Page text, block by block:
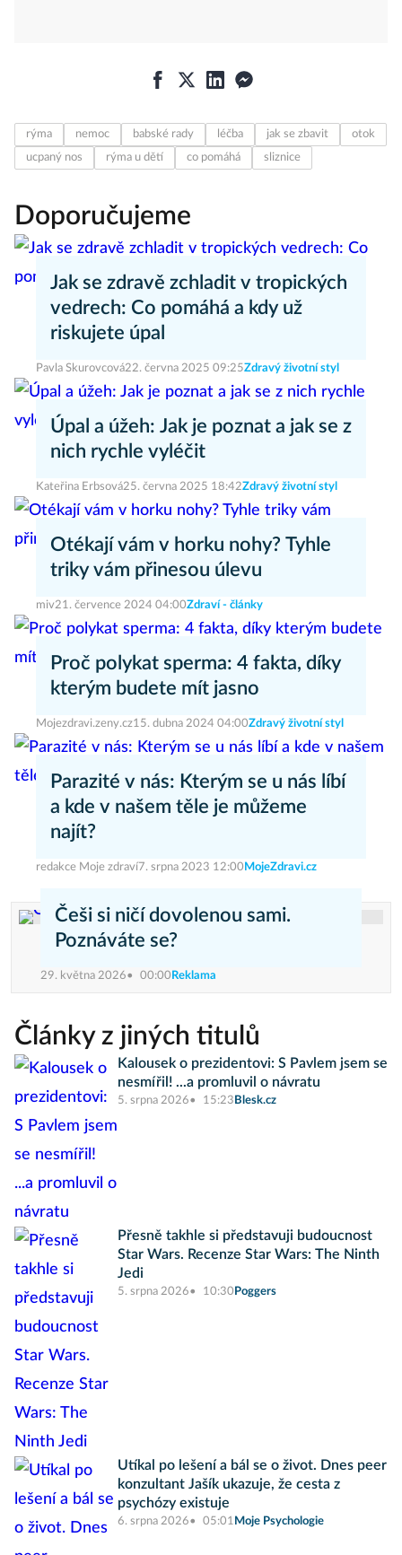
rýma nemoc babské rady léčba jak se zbavit
otok
ucpaný nos
rýma u dětí co pomáhá sliznice
Doporučujeme
Jak se zdravě zchladit v tropických
vedrech: Co pomáhá a kdy už
riskujete úpal
Pavla Skurovcová22. června 2025 09:25Zdravý životní styl
Úpal a úžeh: Jak je poznat a jak se z
nich rychle vyléčit
Kateřina Erbsová25. června 2025 18:42Zdravý životní styl
Otékají vám v horku nohy? Tyhle
triky vám přinesou úlevu
miv21. července 2024 04:00Zdraví - články
Proč polykat sperma: 4 fakta, díky
kterým budete mít jasno
Mojezdravi.zeny.cz15. dubna 2024 04:00Zdravý životní styl
Parazité v nás: Kterým se u nás líbí
a kde v našem těle je můžeme
najít?
redakce Moje zdraví7. srpna 2023 12:00 MojeZdravi.cz
Češi si ničí dovolenou sami.
Poznáváte se?
29. května 2026 00:00 Reklama
Články z jiných titulů
Kalousek o prezidentovi: S Pavlem jsem se
nesmířil! ...a promluvil o návratu
5. srpna 2026 15:23 Blesk.cz
Přesně takhle si představuji budoucnost
Star Wars. Recenze Star Wars: The Ninth
Jedi
5. srpna 2026 10:30 Poggers
Utíkal po lešení a bál se o život. Dnes peer
konzultant Jašík ukazuje, že cesta z
psychózy existuje
6. srpna 2026 05:01 Moje Psychologie